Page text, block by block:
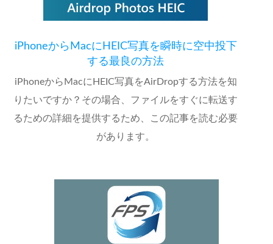
iPhoneからMacにHEIC写真を瞬時に空中投下
する最良の方法
iPhoneからMacにHEIC写真をAirDropする方法を知
りたいですか？その場合、ファイルをすぐに転送す
るための詳細を提供するため、この記事を読む必要
があります。